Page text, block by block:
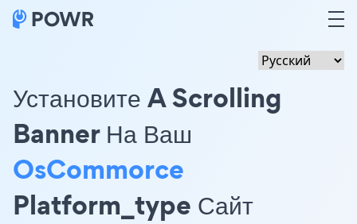
Установите A Scrolling
Banner На Ваш
OsCommorce
Platform_type Сайт